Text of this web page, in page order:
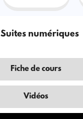
Suites numériques
Fiche de cours
Vidéos